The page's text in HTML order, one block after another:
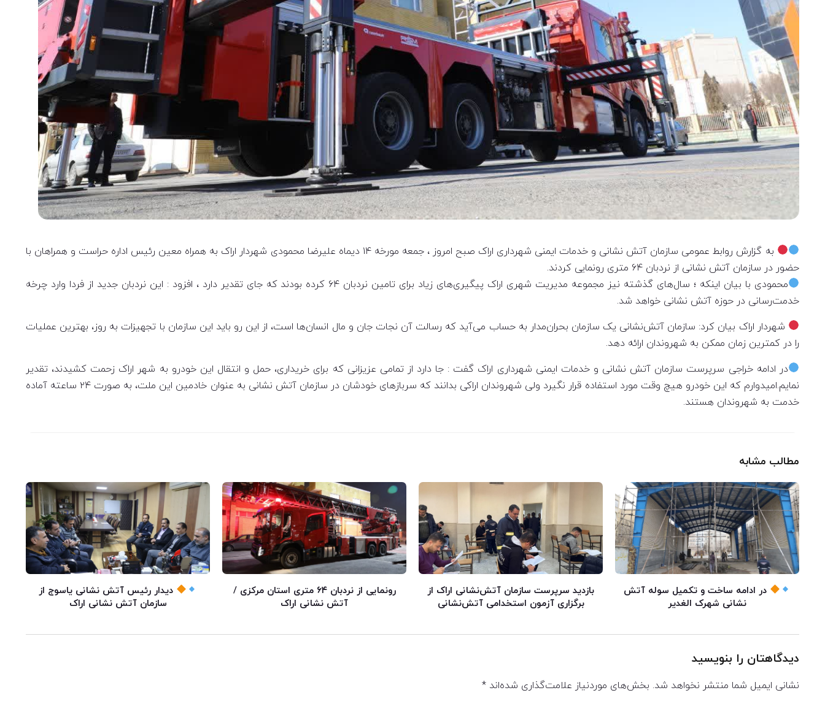
به گزارش روابط عمومی سازمان آتش نشانی و خدمات ایمنی شهرداری اراک صبح امروز ، جمعه مورخه ۱۴ دیماه علیرضا محمودی شهردار اراک به همراه معین رئیس اداره حراست و همراهان با
حضور در سازمان آتش نشانی از نردبان ۶۴ متری رونمایی کردند.
محمودی با بیان اینکه ؛ سال‌های گذشته نیز مجموعه مدیریت شهری اراک پیگیری‌های زیاد برای تامین نردبان ۶۴ کرده بودند که جای تقدیر دارد ، افزود : این نردبان جدید از فردا وارد چرخه
خدمت‌رسانی در حوزه آتش نشانی خواهد شد.
شهردار اراک بیان کرد: سازمان آتش‌نشانی یک سازمان بحران‌مدار به حساب می‌آید که رسالت آن نجات جان و مال انسان‌ها است، از این رو باید این سازمان با تجهیزات به روز، بهترین عملیات
را در کمترین زمان ممکن به شهروندان ارائه دهد.
در ادامه خراجی سرپرست سازمان آتش نشانی و خدمات ایمنی شهرداری اراک گفت : جا دارد از تمامی عزیزانی که برای خریداری، حمل و انتقال این خودرو به شهر اراک زحمت کشیدند، تقدیر
نمایم.امیدوارم که این خودرو هیچ وقت مورد استفاده قرار نگیرد ولی شهروندان اراکی بدانند که سربازهای خودشان در سازمان آتش نشانی به عنوان خادمین این ملت، به صورت ۲۴ ساعته آماده
خدمت به شهروندان هستند.
مطالب مشابه
در ادامه ساخت و تکمیل سوله آتش
نشانی شهرک الغدیر
بازدید سرپرست سازمان آتش‌نشانی اراک از
برگزاری آزمون استخدامی آتش‌نشانی
رونمایی از نردبان ۶۴ متری استان مرکزی /
آتش نشانی اراک
دیدار رئیس آتش نشانی یاسوج از
سازمان آتش نشانی اراک
دیدگاهتان را بنویسید
نشانی ایمیل شما منتشر نخواهد شد. بخش‌های موردنیاز علامت‌گذاری شده‌اند *